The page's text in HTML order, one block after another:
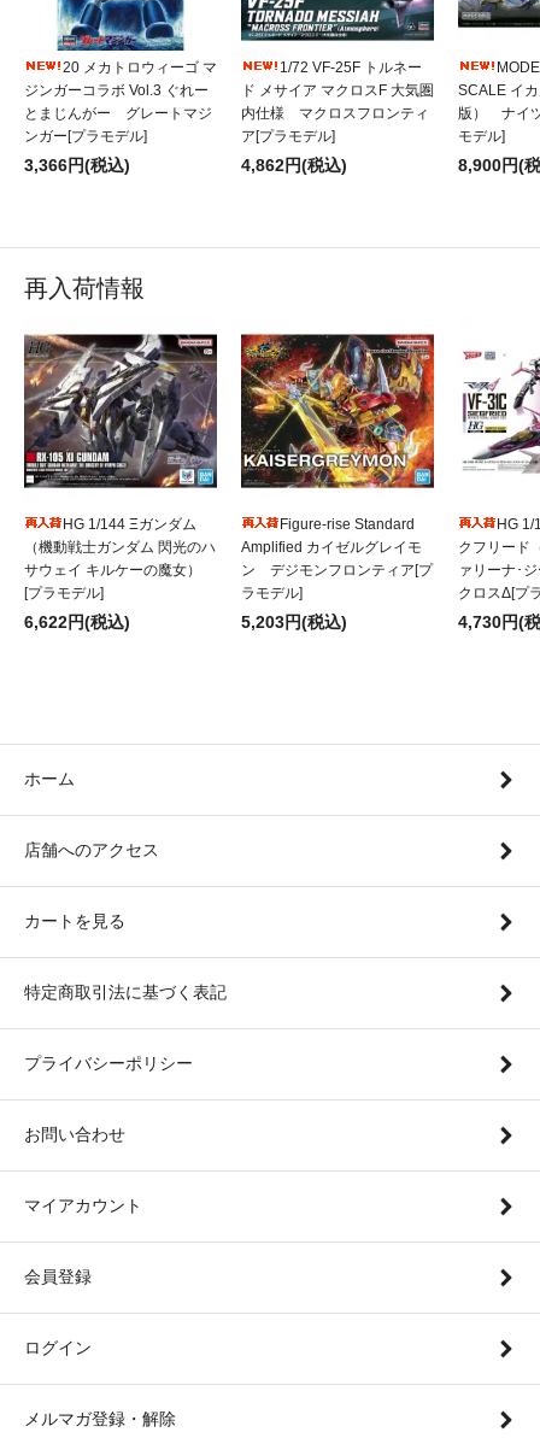
20 メカトロウィーゴ マ
ジンガーコラボ Vol.3 ぐれー
とまじんがー グレートマジ
ンガー[プラモデル]
3,366円(税込)
1/72 VF-25F トルネー
ド メサイア マクロスF 大気圏
内仕様 マクロスフロンティ
ア[プラモデル]
4,862円(税込)
SCALE イ
版） ナイ
モデル]
8,900円(
再入荷情報
HG 1/144 Ξガンダム
（機動戦士ガンダム 閃光のハ
サウェイ キルケーの魔女）
[プラモデル]
6,622円(税込)
Figure-rise Standard
Amplified カイゼルグレイモ
ン デジモンフロンティア[プ
ラモデル]
5,203円(税込)
HG 1/
クフリード
ァリーナ･
クロスΔ[プ
4,730円(
ホーム
店舗へのアクセス
カートを見る
特定商取引法に基づく表記
プライバシーポリシー
お問い合わせ
マイアカウント
会員登録
ログイン
メルマガ登録・解除